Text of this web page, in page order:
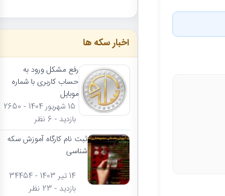
اخبار سکه ها
رفع مشکل ورود به
حساب کاربری با شماره
موبایل
15 شهریور 1404 - 2650
بازدید - 6 نظر
ثبت نام کارگاه آموزش سکه
شناسی
14 تیر 1403 - 34454
بازدید - 23 نظر